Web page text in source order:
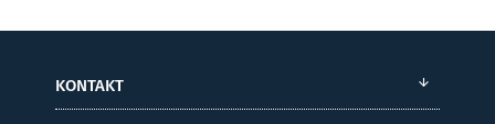
KONTAKT